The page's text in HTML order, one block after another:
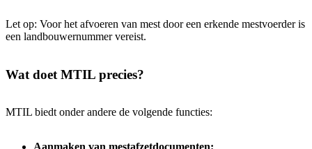
Let op: Voor het afvoeren van mest door een erkende mestvoerder is
een landbouwernummer vereist.
Wat doet MTIL precies?
MTIL biedt onder andere de volgende functies: